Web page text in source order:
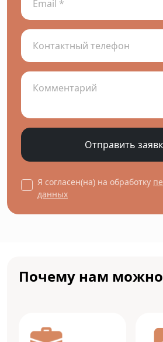
Отправить
Я согласен(на) на обработку
данных
Почему нам можно